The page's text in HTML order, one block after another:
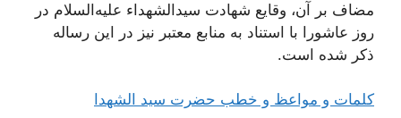
مضاف بر آن، وقایع شهادت سیدالشهداء علیه‌السلام در
روز عاشورا با استناد به منابع معتبر نیز در این رساله
ذکر شده است.
کلمات و مواعظ و خطب حضرت سید الشهدا